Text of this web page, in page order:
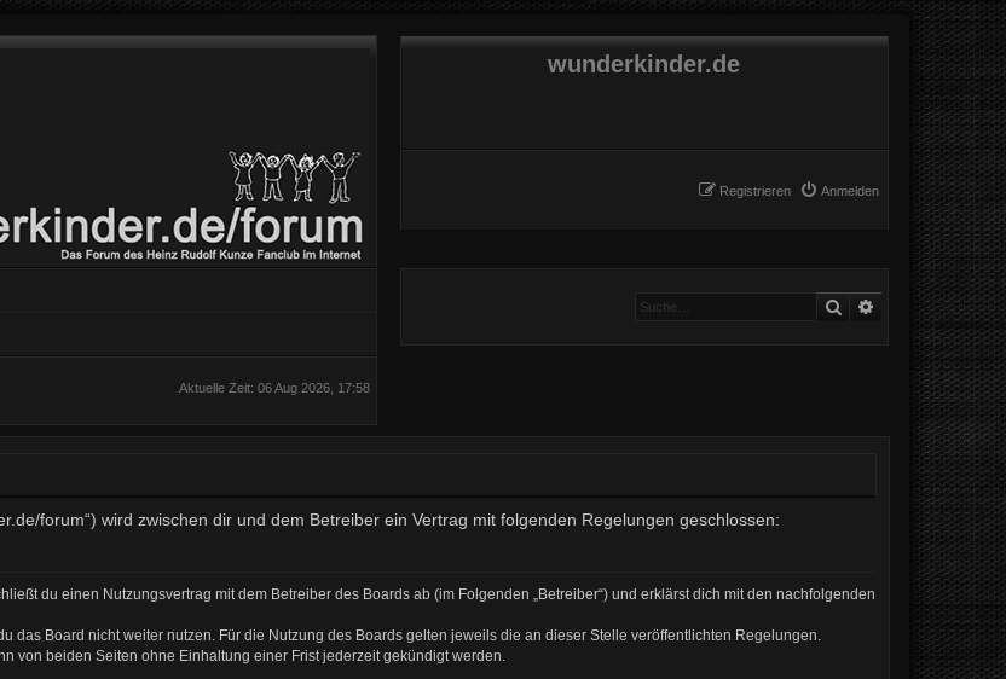
wunderkinder.de
Anmelden
Registrieren
Suche Erweiterte Suche
Aktuelle Zeit: 06 Aug 2026, 17:58
forum“) wird zwischen dir und dem Betreiber ein Vertrag mit folgenden Regelungen geschlossen:
du einen Nutzungsvertrag mit dem Betreiber des Boards ab (im Folgenden „Betreiber“) und erklärst dich mit den nachfolgenden
das Board nicht weiter nutzen. Für die Nutzung des Boards gelten jeweils die an dieser Stelle veröffentlichten Regelungen.
von beiden Seiten ohne Einhaltung einer Frist jederzeit gekündigt werden.